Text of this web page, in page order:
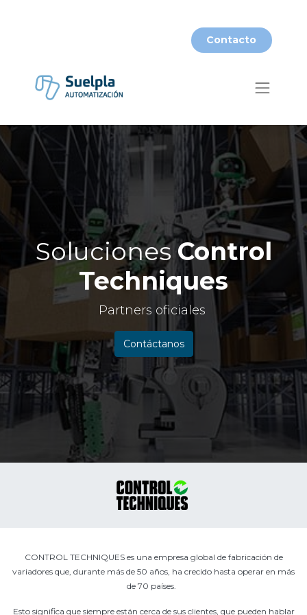
​​Contacto​​
SolucionesControl
Techniques
Partners oficiales
Contáctanos
CONTROL TECHNIQUES es una empresa global de fabricación de
variadores que, durante más de 50 años, ha crecido hasta operar en más
de 70 países.
Esto significa que siempre están cerca de sus clientes, que pueden hablar